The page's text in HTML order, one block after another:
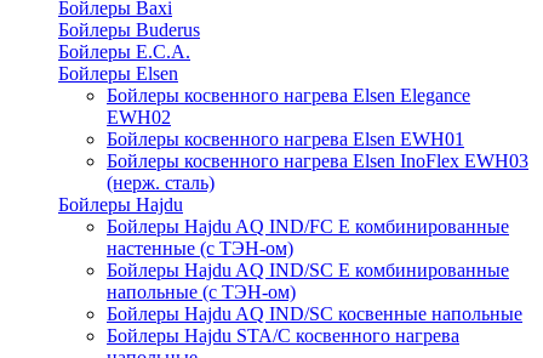
Бойлеры Baxi
Бойлеры Buderus
Бойлеры E.C.A.
Бойлеры Elsen
Бойлеры косвенного нагрева Elsen Elegance
EWH02
Бойлеры косвенного нагрева Elsen EWH01
Бойлеры косвенного нагрева Elsen InoFlex EWH03
(нерж. сталь)
Бойлеры Hajdu
Бойлеры Hajdu AQ IND/FC E комбинированные
настенные (с ТЭН-ом)
Бойлеры Hajdu AQ IND/SC E комбинированные
напольные (с ТЭН-ом)
Бойлеры Hajdu AQ IND/SC косвенные напольные
Бойлеры Hajdu STA/C косвенного нагрева